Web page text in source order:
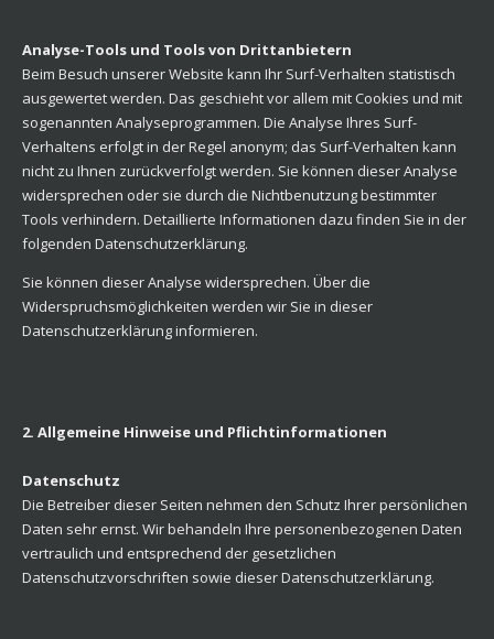
Analyse-Tools und Tools von Drittanbietern
Beim Besuch unserer Website kann Ihr Surf-Verhalten statistisch
ausgewertet werden. Das geschieht vor allem mit Cookies und mit
sogenannten Analyseprogrammen. Die Analyse Ihres Surf-
Verhaltens erfolgt in der Regel anonym; das Surf-Verhalten kann
nicht zu Ihnen zurückverfolgt werden. Sie können dieser Analyse
widersprechen oder sie durch die Nichtbenutzung bestimmter
Tools verhindern. Detaillierte Informationen dazu finden Sie in der
folgenden Datenschutzerklärung.
Sie können dieser Analyse widersprechen. Über die
Widerspruchsmöglichkeiten werden wir Sie in dieser
Datenschutzerklärung informieren.
2. Allgemeine Hinweise und Pflichtinformationen
Datenschutz
Die Betreiber dieser Seiten nehmen den Schutz Ihrer persönlichen
Daten sehr ernst. Wir behandeln Ihre personenbezogenen Daten
vertraulich und entsprechend der gesetzlichen
Datenschutzvorschriften sowie dieser Datenschutzerklärung.